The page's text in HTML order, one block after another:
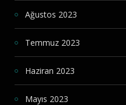
Ağustos 2023
Temmuz 2023
Haziran 2023
Mayıs 2023